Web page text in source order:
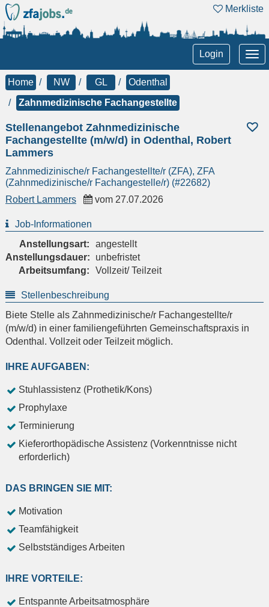
Merkliste
Login
Home NW GL
Odenthal
Zahnmedizinische Fachangestellte
Stellenangebot Zahnmedizinische
Fachangestellte (m/w/d) in Odenthal, Robert
Lammers
Zahnmedizinische/r Fachangestellte/r (ZFA), ZFA
(Zahnmedizinische/r Fachangestelle/r) (#22682)
Robert Lammers
vom 27.07.2026
Job-Informationen
Anstellungsart:
angestellt
Anstellungsdauer:
unbefristet
Arbeitsumfang:
Vollzeit/ Teilzeit
Stellenbeschreibung
Biete Stelle als Zahnmedizinische/r Fachangestellte/r
(m/w/d) in einer familiengeführten Gemeinschaftspraxis in
Odenthal. Vollzeit oder Teilzeit möglich.
IHRE AUFGABEN:
Stuhlassistenz (Prothetik/Kons)
Prophylaxe
Terminierung
Kieferorthopädische Assistenz (Vorkenntnisse nicht
erforderlich)
DAS BRINGEN SIE MIT:
Motivation
Teamfähigkeit
Selbstständiges Arbeiten
IHRE VORTEILE:
Entspannte Arbeitsatmosphäre